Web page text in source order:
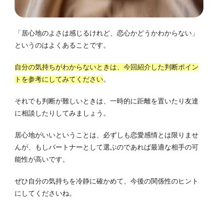
「居心地のよさは感じるけれど、恋心かどうかわからない」
というのはよくあることです。
自分の気持ちがわからないときは、今回紹介した判断ポイン
トを参考にしてみてください。
それでも判断が難しいときは、一時的に距離を置いたり友達
に相談したりしてみましょう。
居心地がいいということは、必ずしも恋愛感情とは限りませ
んが、もしパートナーとして選ぶのであれば最適な相手の可
能性が高いです。
ぜひ自分の気持ちを冷静に確かめて、今後の関係性のヒント
にしてくださいね。